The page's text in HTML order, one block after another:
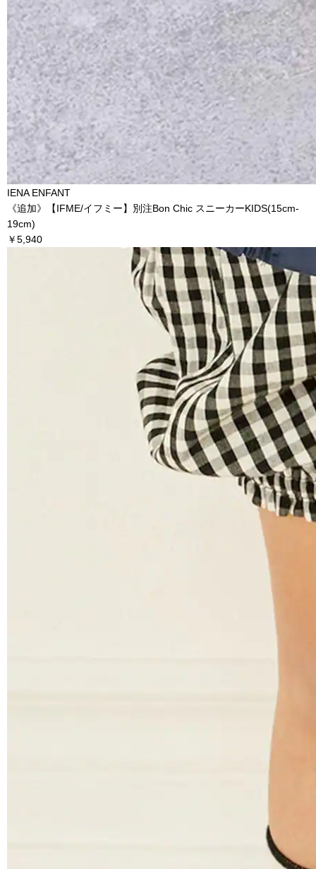
IENA ENFANT
《追加》【IFME/イフミー】別注Bon Chic スニーカーKIDS(15cm-
19cm)
￥5,940